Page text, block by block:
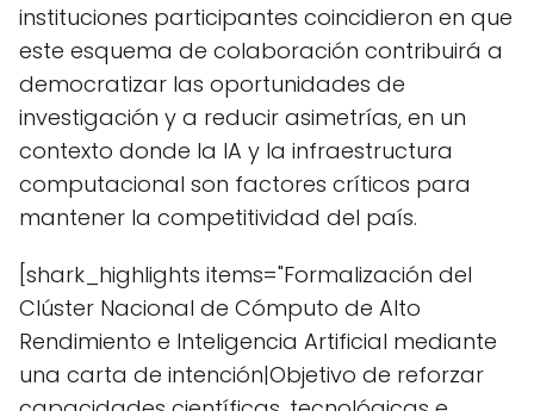
instituciones participantes coincidieron en que
este esquema de colaboración contribuirá a
democratizar las oportunidades de
investigación y a reducir asimetrías, en un
contexto donde la IA y la infraestructura
computacional son factores críticos para
mantener la competitividad del país.
[shark_highlights items="Formalización del
Clúster Nacional de Cómputo de Alto
Rendimiento e Inteligencia Artificial mediante
una carta de intención|Objetivo de reforzar